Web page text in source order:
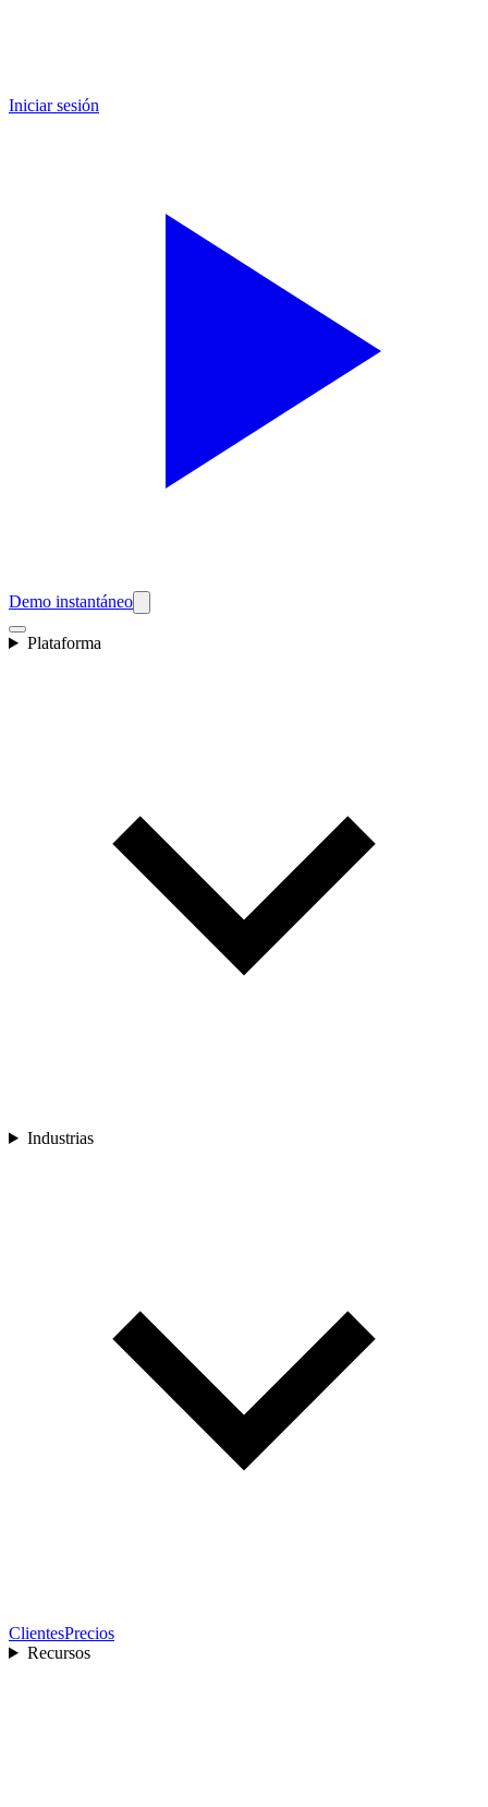
Iniciar sesión
Demo instantáneo
Plataforma
Industrias
ClientesPrecios
Recursos